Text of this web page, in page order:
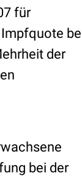
für
der
bei der